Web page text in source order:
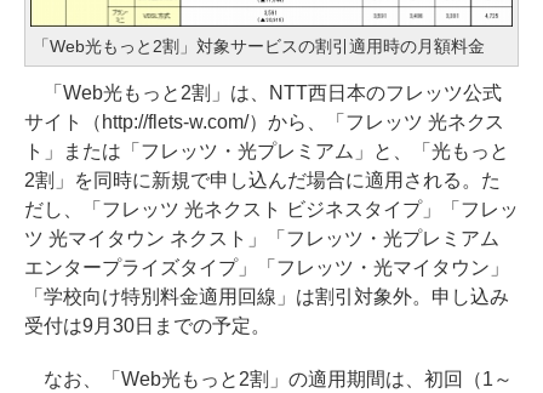
「Web光もっと2割」対象サービスの割引適用時の月額料金
「Web光もっと2割」は、NTT西日本のフレッツ公式
サイト（http://flets-w.com/）から、「フレッツ 光ネクス
ト」または「フレッツ・光プレミアム」と、「光もっと
2割」を同時に新規で申し込んだ場合に適用される。た
だし、「フレッツ 光ネクスト ビジネスタイプ」「フレッ
ツ 光マイタウン ネクスト」「フレッツ・光プレミアム
エンタープライズタイプ」「フレッツ・光マイタウン」
「学校向け特別料金適用回線」は割引対象外。申し込み
受付は9月30日までの予定。
なお、「Web光もっと2割」の適用期間は、初回（1～